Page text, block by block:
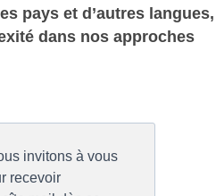
pays et d’autres langues,
dans nos approches